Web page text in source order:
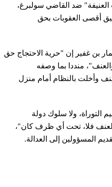
العنيفة" ضد القاضي سولبرغ،
أقصى العقوبات بحق
بن غفير إن "حرية الاحتجاج حق
منددا بما وصفه
وأخلت بالنظام أمام منزل
التوراة، ولا سلوك دولة
فلا، تحت أي ظرف كان"،
المسؤولين إلى العدالة.